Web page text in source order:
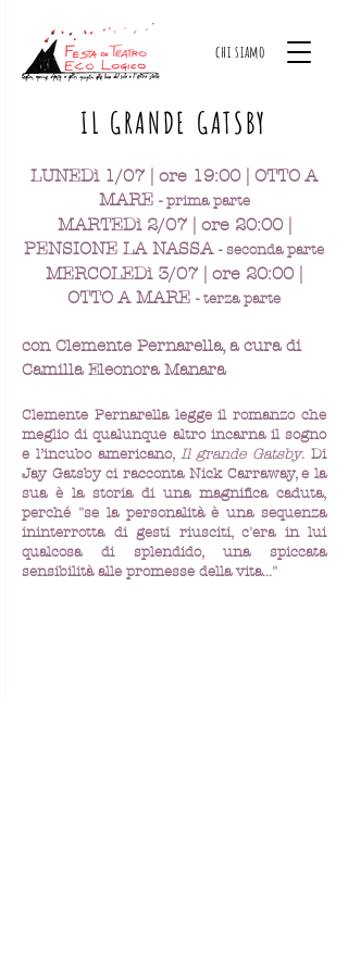
chi siamo
IL GRANDE GATSBY
LUNEDì 1/07 | ore 19:00 | OTTO A
MARE - prima parte
MARTEDì 2/07 | ore 20:00 |
PENSIONE LA NASSA - seconda parte
MERCOLEDì 3/07 | ore 20:00 |
OTTO A MARE - terza parte
con Clemente Pernarella, a cura di
Camilla Eleonora Manara
Clemente Pernarella legge il romanzo che
meglio di qualunque altro incarna il sogno
e l’incubo americano, Il grande Gatsby. Di
Jay Gatsby ci racconta Nick Carraway, e la
sua è la storia di una magnifica caduta,
perché "se la personalità è una sequenza
ininterrotta di gesti riusciti, c'era in lui
qualcosa di splendido, una spiccata
sensibilità alle promesse della vita..."